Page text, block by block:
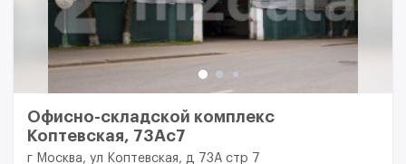
Офисно-складской комплекс
Коптевская, 73Ас7
г Москва, ул Коптевская, д 73А стр 7